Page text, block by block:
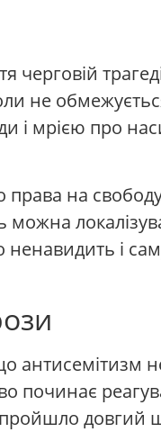
не
і мрією про
права на
ненавидить і
антисемітизм
починає
довгий